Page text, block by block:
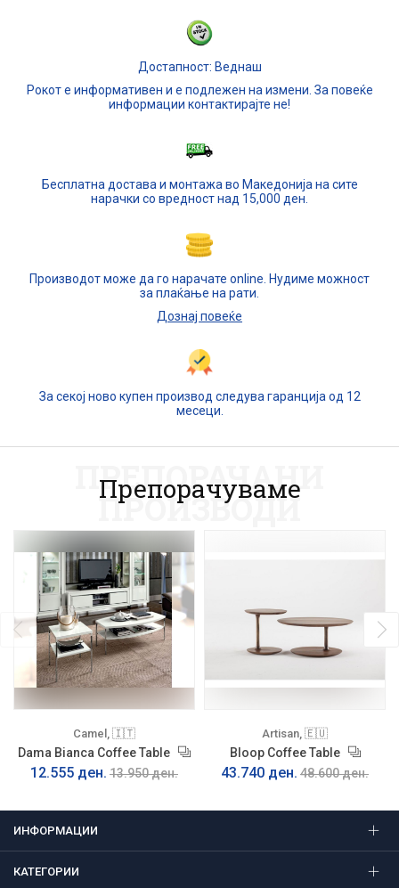
Достапност: Веднаш
Рокот е информативен и е подлежен на измени. За повеќе
информации контактирајте не!
Бесплатна достава и монтажа во Македонија на сите
нарачки со вредност над 15,000 ден.
Производот може да го нарачате online. Нудиме можност
за плаќање на рати.
Дознај повеќе
За секој ново купен производ следува гаранција од 12
месеци.
Препорачуваме
ПРЕПОРАЧАНИ
ПРОИЗВОДИ
Camel, 🇮🇹
Dama Bianca Coffee Table
12.555 ден. 13.950 ден.
Artisan, 🇪🇺
Bloop Coffee Table
43.740 ден. 48.600 ден.
ИНФОРМАЦИИ
КАТЕГОРИИ